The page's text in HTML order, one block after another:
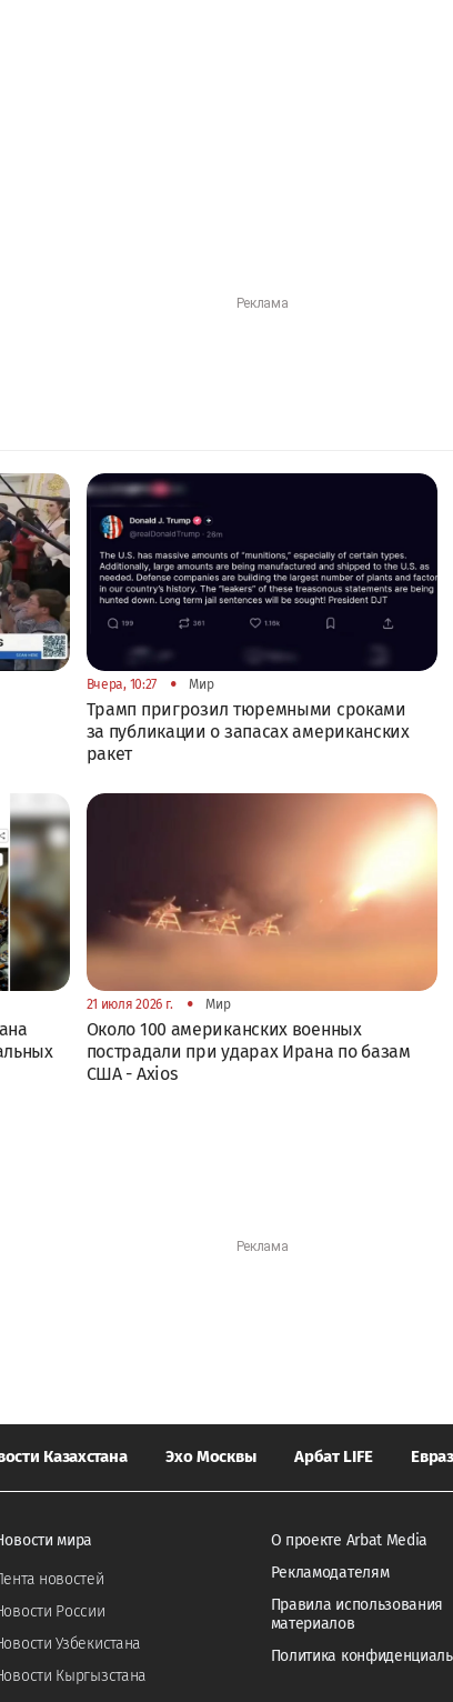
Вчера, 10:27 • Мир
Трамп пригрозил тюремными сроками
за публикации о запасах американских
ракет
21 июля 2026 г. • Мир
Около 100 американских военных
пострадали при ударах Ирана по базам
США - Axios
Казахстана Эхо Москвы Арбат LIFE
мира
новостей
России
Узбекистана
Кыргызстана
О проекте Arbat Media
Рекламодателям
Правила использования
материалов
Политика